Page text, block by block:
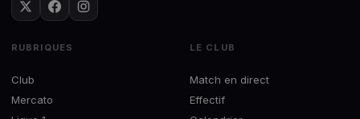
RUBRIQUES
Club
Mercato
LE CLUB
Match en direct
Effectif